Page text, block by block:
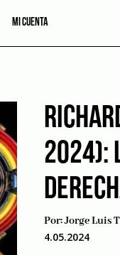
MI CUENTA
2024):
Por:Jorge Luis
4.05.2024